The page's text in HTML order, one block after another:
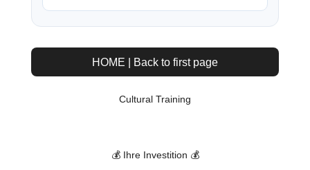
HOME | Back to first page
Cultural Training
💰 Ihre Investition 💰